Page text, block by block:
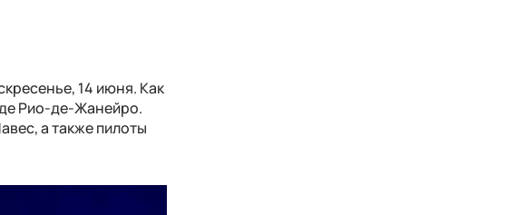
14 июня. Как
Рио-де-Жанейро.
а также пилоты